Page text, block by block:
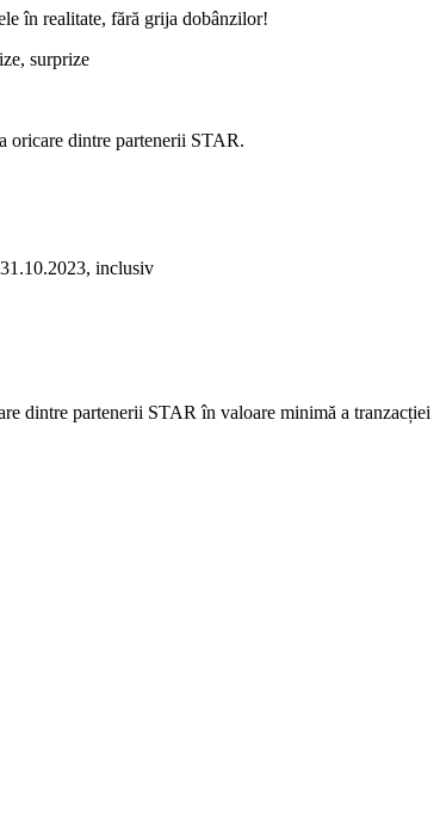
în realitate, fără grija dobânzilor!
surprize
oricare dintre partenerii STAR.
inclusiv
dintre partenerii STAR în valoare minimă a tranzacției